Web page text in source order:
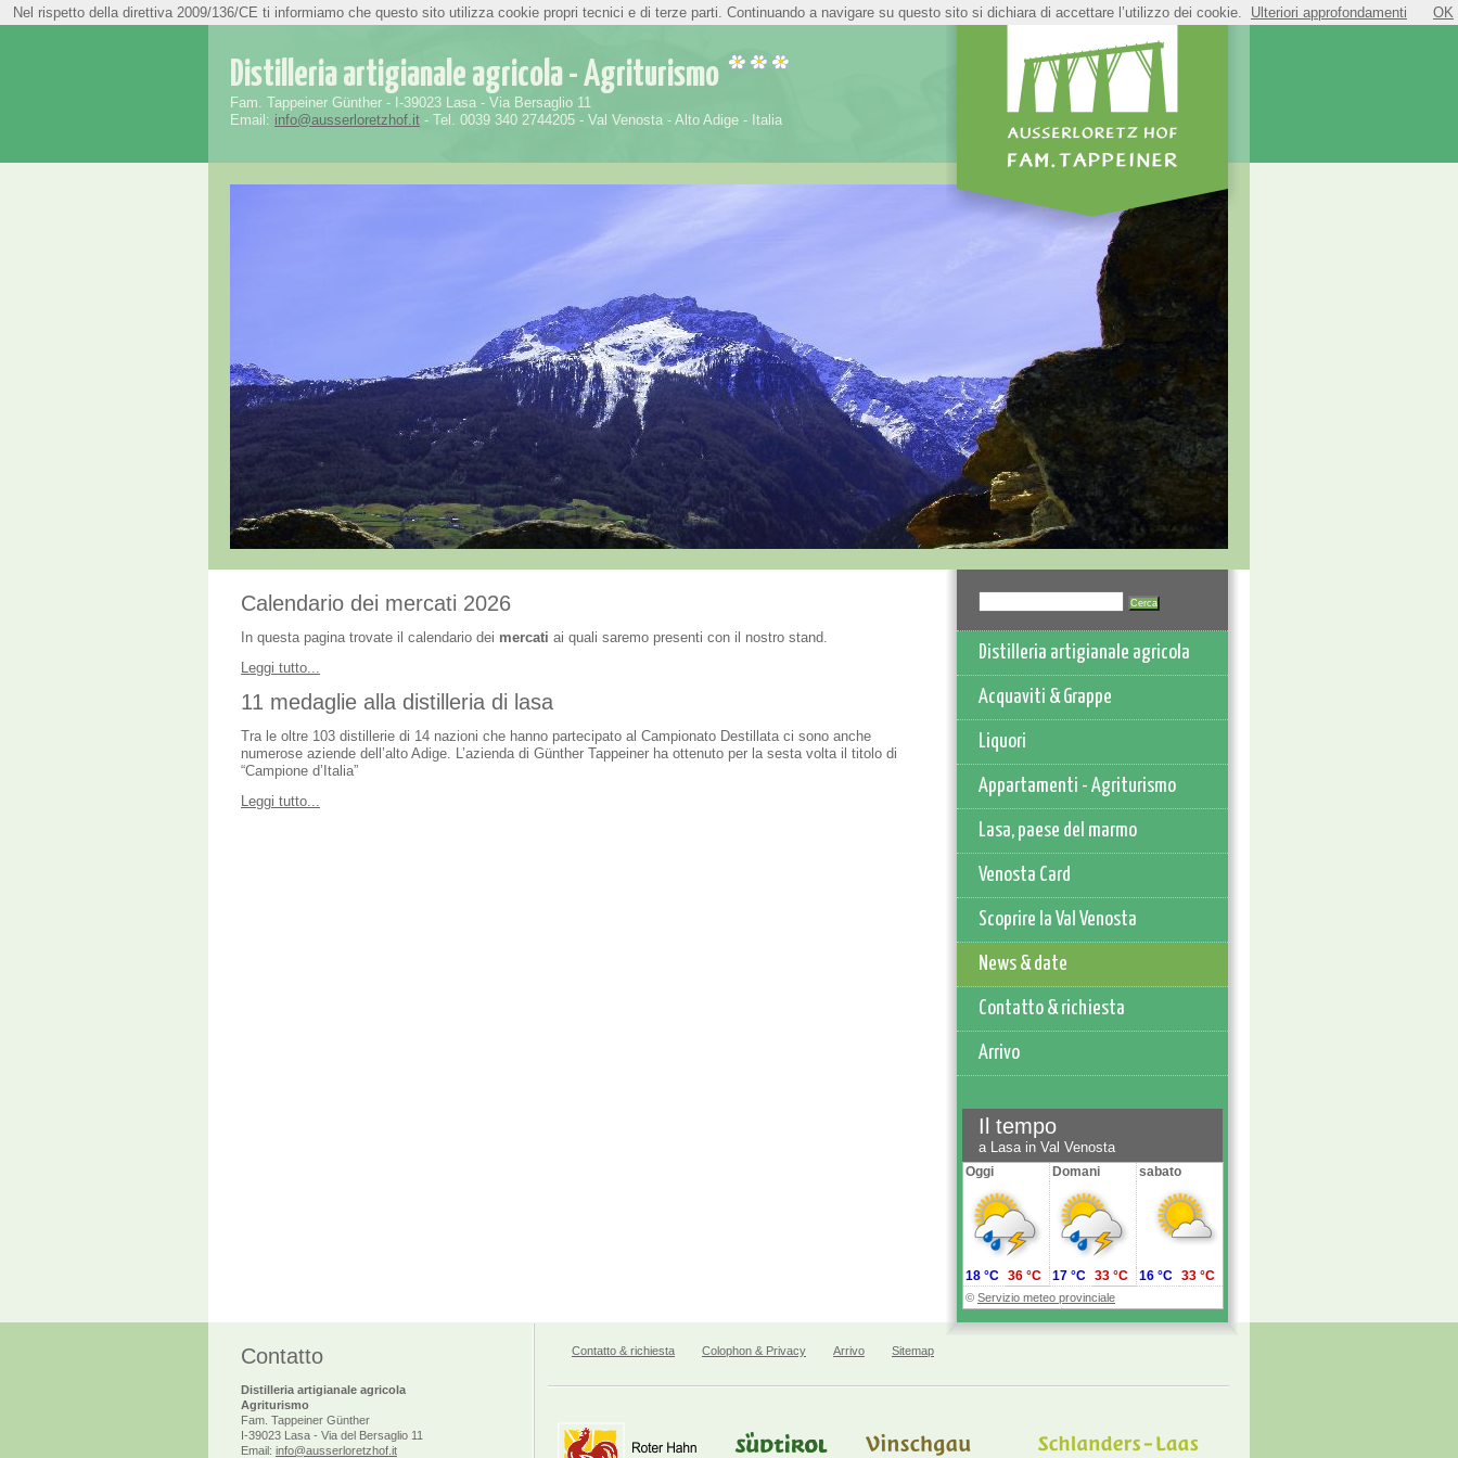
Distilleria artigianale agricola - Agriturismo
Fam. Tappeiner Günther - I-39023 Lasa - Via Bersaglio 11
Email: info@ausserloretzhof.it - Tel. 0039 340 2744205 - Val Venosta - Alto Adige - Italia
» Deutsch | » Italiano
Calendario dei mercati 2026
In questa pagina trovate il calendario dei mercati ai quali saremo presenti con il nostro stand.
Leggi tutto...
11 medaglie alla distilleria di lasa
Tra le oltre 103 distillerie di 14 nazioni che hanno partecipato al Campionato Destillata ci sono anche
numerose aziende dell’alto Adige. L’azienda di Günther Tappeiner ha ottenuto per la sesta volta il titolo di
“Campione d’Italia”
Leggi tutto...
Distilleria artigianale agricola
Acquaviti & Grappe
Liquori
Appartamenti - Agriturismo
Lasa, paese del marmo
Venosta Card
Scoprire la Val Venosta
News & date
Contatto & richiesta
Arrivo
Il tempo
a Lasa in Val Venosta
Oggi Domani sabato
© Servizio meteo provinciale
18 °C 36 °C 17 °C 33 °C 16 °C 33 °C
Contatto
Distilleria artigianale agricola
Agriturismo
Fam. Tappeiner Günther
I-39023 Lasa - Via del Bersaglio 11
Email: info@ausserloretzhof.it
Contatto & richiesta Colophon & Privacy Arrivo Sitemap
Nel rispetto della direttiva 2009/136/CE ti informiamo che questo sito utilizza cookie propri tecnici e di terze parti. Continuando a navigare su questo sito si dichiara di accettare l’utilizzo dei cookie. Ulteriori approfondamenti OK